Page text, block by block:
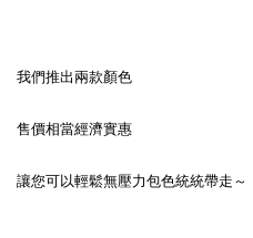
我們推出兩款顏色
售價相當經濟實惠
讓您可以輕鬆無壓力包色統統帶走～